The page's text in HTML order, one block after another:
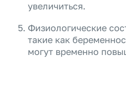
увеличиться.
Физиологические
такие как
могут временно